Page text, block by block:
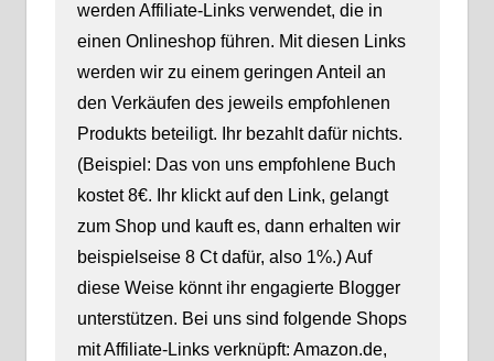
werden Affiliate-Links verwendet, die in
einen Onlineshop führen. Mit diesen Links
werden wir zu einem geringen Anteil an
den Verkäufen des jeweils empfohlenen
Produkts beteiligt. Ihr bezahlt dafür nichts.
(Beispiel: Das von uns empfohlene Buch
kostet 8€. Ihr klickt auf den Link, gelangt
zum Shop und kauft es, dann erhalten wir
beispielseise 8 Ct dafür, also 1%.) Auf
diese Weise könnt ihr engagierte Blogger
unterstützen. Bei uns sind folgende Shops
mit Affiliate-Links verknüpft: Amazon.de,